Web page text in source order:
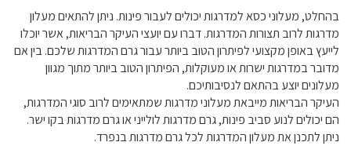
בהחלט, מעלוני כסא למדרגות יכולים לעבור פינות. ניתן להתאים מעלון
מדרגות לרוב תצורות המדרגות. דברו עם יועצי העיקר הבריאות, אשר יוכלו
לייעץ באופן מקצועי לפיתרון הטוב ביותר עבור גרם המדרגות שלכם. בין אם
מדובר במדרגות ישרות או מעוקלות, הפיתרון הטוב ביותר מתוך מגוון
מעלונים יוצע בהתאם לנסיבותיכם.
העיקר הבריאות מייבאת מעלוני מדרגות שמתאימים לרוב סוגי המדרגות,
הם יכולים לנוע סביב פינות, גרם מדרגות לולייני או גרם מדרגות בקו ישר.
ניתן לתכנן את מעלון המדרגות לכל גרם מדרגות בנפרד.